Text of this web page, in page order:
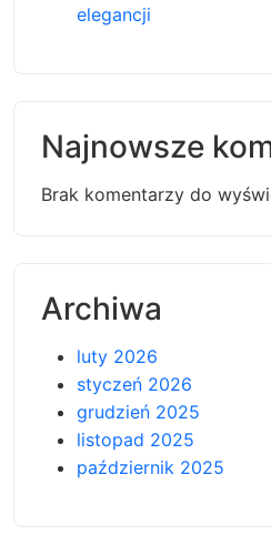
elegancji
Najnowsze
Brak komentarzy do
Archiwa
luty 2026
styczeń 2026
grudzień 2025
listopad 2025
październik 2025